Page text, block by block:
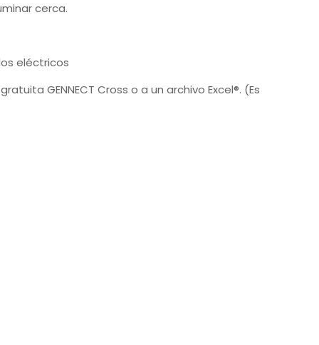
cerca.
eléctricos
GENNECT Cross o a un archivo Excel®. (Es